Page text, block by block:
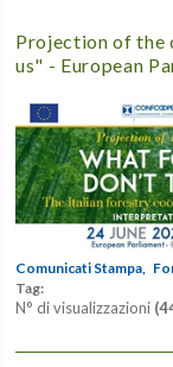
Projection of the
us" - European
Comunicati Stampa,
Tag:
N° di visualizzazioni